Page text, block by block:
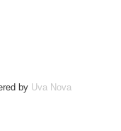
by Uva Nova